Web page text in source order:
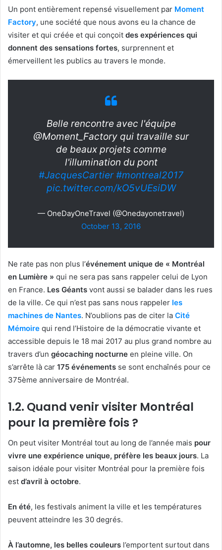
Un pont entièrement repensé visuellement par Moment
Factory, une société que nous avons eu la chance de
visiter et qui créée et qui conçoit des expériences qui
donnent des sensations fortes, surprennent et
émerveillent les publics au travers le monde.
Belle rencontre avec l'équipe
@Moment_Factory qui travaille sur
de beaux projets comme
l'illumination du pont
#JacquesCartier #montreal2017
pic.twitter.com/kO5vUEsiDW
— OneDayOneTravel (@Onedayonetravel)
October 13, 2016
Ne rate pas non plus l’événement unique de « Montréal
en Lumière » qui ne sera pas sans rappeler celui de Lyon
en France. Les Géants vont aussi se balader dans les rues
de la ville. Ce qui n’est pas sans nous rappeler les
machines de Nantes. N’oublions pas de citer la Cité
Mémoire qui rend l’Histoire de la démocratie vivante et
accessible depuis le 18 mai 2017 au plus grand nombre au
travers d’un géocaching nocturne en pleine ville. On
s’arrête là car 175 événements se sont enchaînés pour ce
375ème anniversaire de Montréal.
1.2. Quand venir visiter Montréal
pour la première fois ?
On peut visiter Montréal tout au long de l’année mais pour
vivre une expérience unique, préfère les beaux jours. La
saison idéale pour visiter Montréal pour la première fois
est d’avril à octobre.
En été, les festivals animent la ville et les températures
peuvent atteindre les 30 degrés.
À l’automne, les belles couleurs l’emportent surtout dans